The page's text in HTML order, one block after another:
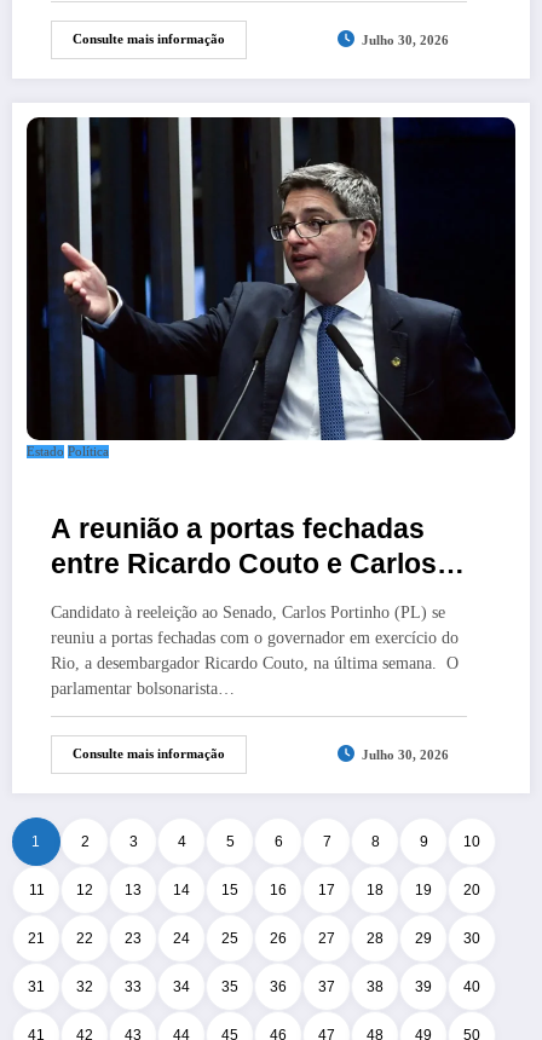
Consulte mais informação Julho 30, 2026
Estado Política
A reunião a portas fechadas
entre Ricardo Couto e Carlos
Portinho
Candidato à reeleição ao Senado, Carlos Portinho (PL) se
reuniu a portas fechadas com o governador em exercício do
Rio, a desembargador Ricardo Couto, na última semana. O
parlamentar bolsonarista…
Consulte mais informação Julho 30, 2026
1 2 3 4 5 6 7 8 9 10
11 12 13 14 15 16 17 18 19 20
21 22 23 24 25 26 27 28 29 30
31 32 33 34 35 36 37 38 39 40
41 42 43 44 45 46 47 48 49 50